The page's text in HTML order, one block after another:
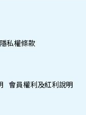
隱私權條款
會員權利及紅利說明